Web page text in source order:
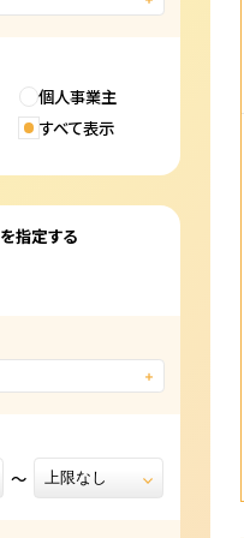
個人事業主
すべて表示
を指定する